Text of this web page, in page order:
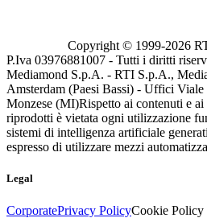
Copyright © 1999-2026
P.Iva 03976881007 - Tutti i diritti
Mediamond S.p.A. - RTI S.p.A.,
Amsterdam (Paesi Bassi) - Uffici
Monzese (MI)Rispetto ai contenuti e
riprodotti è vietata ogni utilizzazione
sistemi di intelligenza artificiale
espresso di utilizzare mezzi
Legal
CorporatePrivacy PolicyCookie Policy